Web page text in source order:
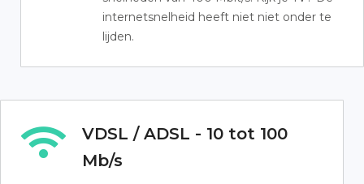
internetsnelheid heeft niet niet onder te
lijden.
VDSL / ADSL - 10 tot 100
Mb/s